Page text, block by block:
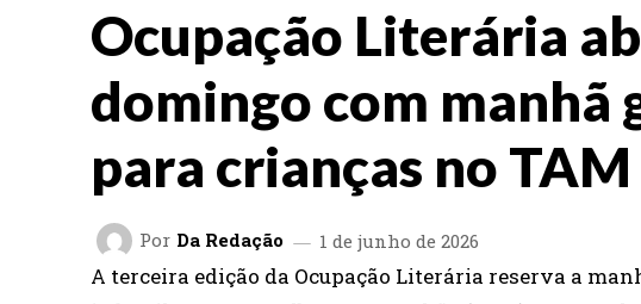
Ocupação Literária
domingo com manhã
para crianças no TAM
Por Da Redação 1 de junho de 2026
A terceira edição da Ocupação Literária reserva a